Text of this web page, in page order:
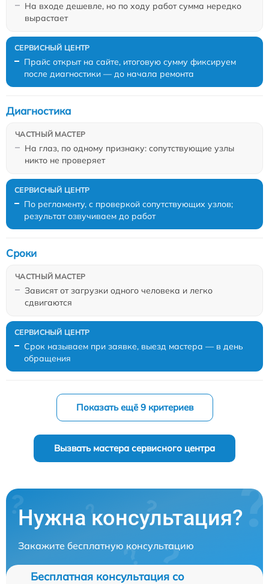
На входе дешевле, но по ходу работ сумма нередко
вырастает
Прайс открыт на сайте, итоговую сумму фиксируем
после диагностики — до начала ремонта
На глаз, по одному признаку: сопутствующие узлы
никто не проверяет
Диагностика
По регламенту, с проверкой сопутствующих узлов;
результат озвучиваем до работ
Зависят от загрузки одного человека и легко
сдвигаются
Сроки
Срок называем при заявке, выезд мастера — в день
обращения
Показать ещё 9 критериев
Вызвать мастера сервисного центра
Нужна консультация?
Закажите бесплатную консультацию
Бесплатная консультация со